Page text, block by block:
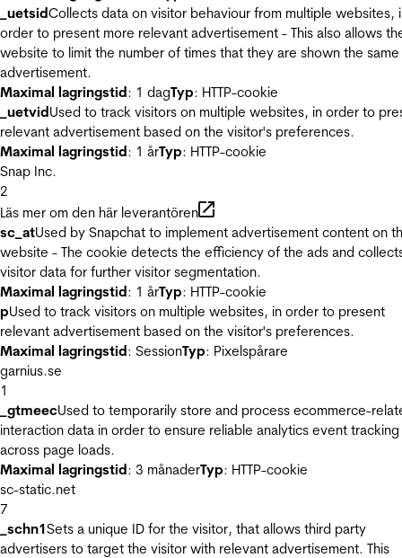
_uetsidCollects data on visitor behaviour from multiple websites,
order to present more relevant advertisement - This also allows
website to limit the number of times that they are shown the same
advertisement.
Maximal lagringstid: 1 dagTyp: HTTP-cookie
_uetvidUsed to track visitors on multiple websites, in order to
relevant advertisement based on the visitor's preferences.
Maximal lagringstid: 1 årTyp: HTTP-cookie
Snap Inc.
2
Läs mer om den här leverantören
sc_atUsed by Snapchat to implement advertisement content on
website - The cookie detects the efficiency of the ads and
visitor data for further visitor segmentation.
Maximal lagringstid: 1 årTyp: HTTP-cookie
pUsed to track visitors on multiple websites, in order to present
relevant advertisement based on the visitor's preferences.
Maximal lagringstid: SessionTyp: Pixelspårare
garnius.se
1
_gtmeecUsed to temporarily store and process ecommerce-
interaction data in order to ensure reliable analytics event tracking
across page loads.
Maximal lagringstid: 3 månaderTyp: HTTP-cookie
sc-static.net
7
_schn1Sets a unique ID for the visitor, that allows third party
advertisers to target the visitor with relevant advertisement. This